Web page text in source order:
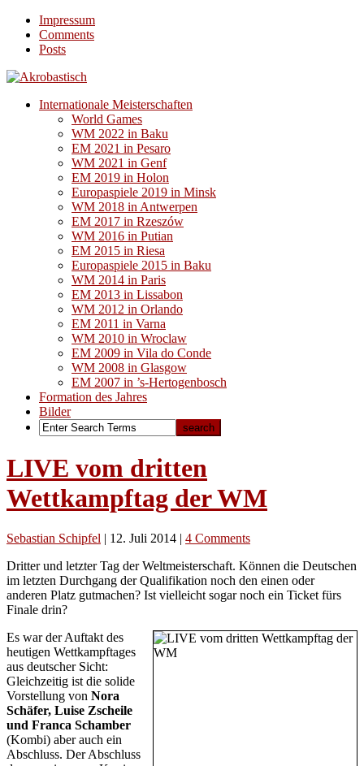
Impressum
Comments
Posts
Internationale Meisterschaften
World Games
WM 2022 in Baku
EM 2021 in Pesaro
WM 2021 in Genf
EM 2019 in Holon
Europaspiele 2019 in Minsk
WM 2018 in Antwerpen
EM 2017 in Rzeszów
WM 2016 in Putian
EM 2015 in Riesa
Europaspiele 2015 in Baku
WM 2014 in Paris
EM 2013 in Lissabon
WM 2012 in Orlando
EM 2011 in Varna
WM 2010 in Wroclaw
EM 2009 in Vila do Conde
WM 2008 in Glasgow
EM 2007 in ’s-Hertogenbosch
Formation des Jahres
Bilder
LIVE vom dritten
Wettkampftag der WM
Sebastian Schipfel | 12. Juli 2014 | 4 Comments
Dritter und letzter Tag der Weltmeisterschaft. Können die Deutschen
im letzten Durchgang der Qualifikation noch den einen oder
anderen Platz gutmachen? Ist vielleicht sogar noch ein Ticket fürs
Finale drin?
Es war der Auftakt des
heutigen Wettkampftages
aus deutscher Sicht:
Gleichzeitig ist die solide
Vorstellung von Nora
Schäfer, Luise Zscheile
und Franca Schamber
(Kombi) aber auch ein
Abschluss. Der Abschluss